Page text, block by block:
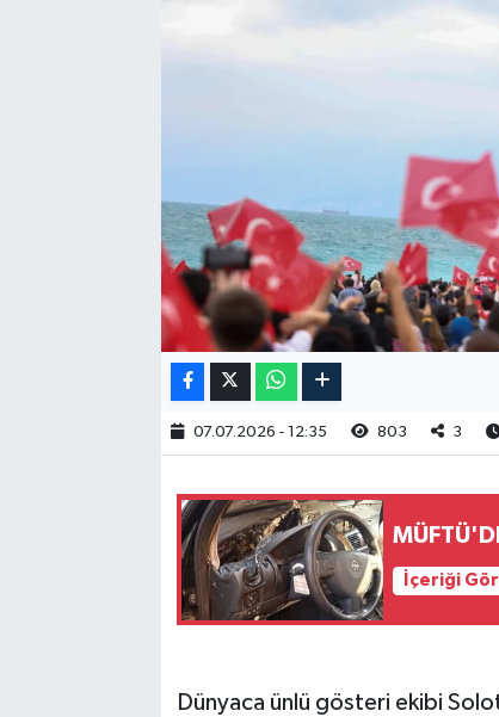
07.07.2026 - 12:35 803 3
İçeriği
Dünyaca ünlü gösteri ekibi